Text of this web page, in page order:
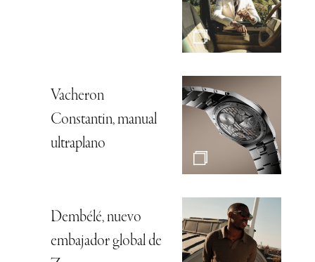
Vacheron
Constantin, manual
ultraplano
Dembélé, nuevo
embajador global de